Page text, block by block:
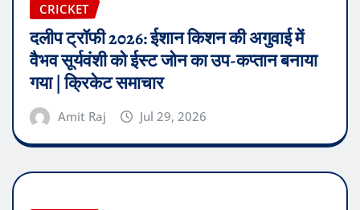
CRICKET
दलीप ट्रॉफी 2026: ईशान किशन की अगुवाई में
वैभव सूर्यवंशी को ईस्ट जोन का उप-कप्तान बनाया
गया | क्रिकेट समाचार
Amit Raj Jul 29, 2026